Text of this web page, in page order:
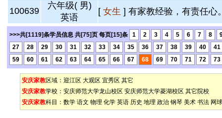
100639
六年级( 男)
英语
[ 女生 ] 有家教经验，有责任心
>>>共[1119]条学员信息 共[75]页 每页[15]条 1 2 3 4 5 6 7 8
27
28 29 30 31 32 33 34 35 36 37 38 39 40
41
59
60 61 62 63 64 65 66 67 68 69 70 71 72 73
安庆家教区域： 迎江区 大观区 宜秀区 其它
安庆家教学校： 安庆师范大学龙山校区 安庆师范大学菱湖校区 其它院校
安庆家教科目： 数学 语文 物理 化学 英语 历史 地理 政治 钢琴 美术 书法 网球